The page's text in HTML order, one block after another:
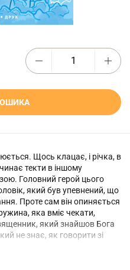
Щось клацає, і річка, в
текти в іншому
Головний герой цього
який був упевнений, що
Проте сам він опиняється
яка вміє чекати,
який знайшов Бога
не знає, як говорити зі